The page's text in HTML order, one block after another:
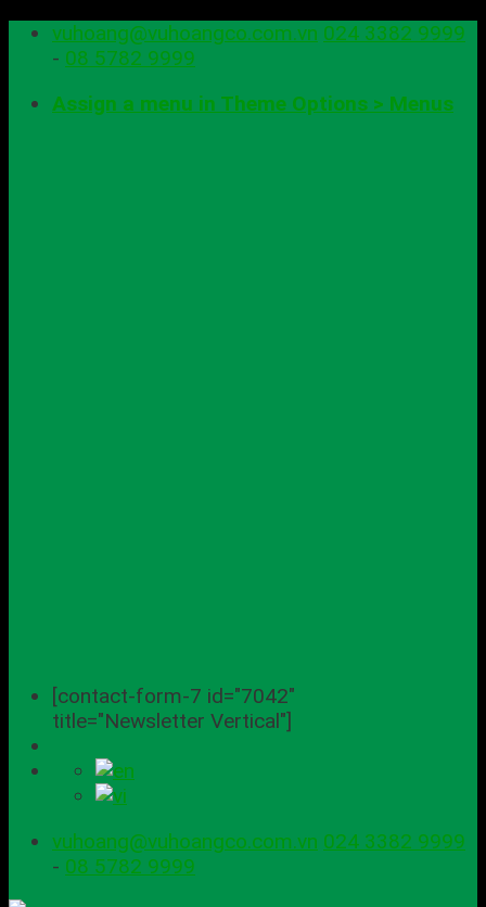
Skip vuhoang@vuhoangco.com.vn 024 3382 9999
- 08 5782 9999
Assign a menu in Theme Options > Menus
[contact-form-7 id="7042"
title="Newsletter Vertical"]
vuhoang@vuhoangco.com.vn 024 3382 9999
- 08 5782 9999